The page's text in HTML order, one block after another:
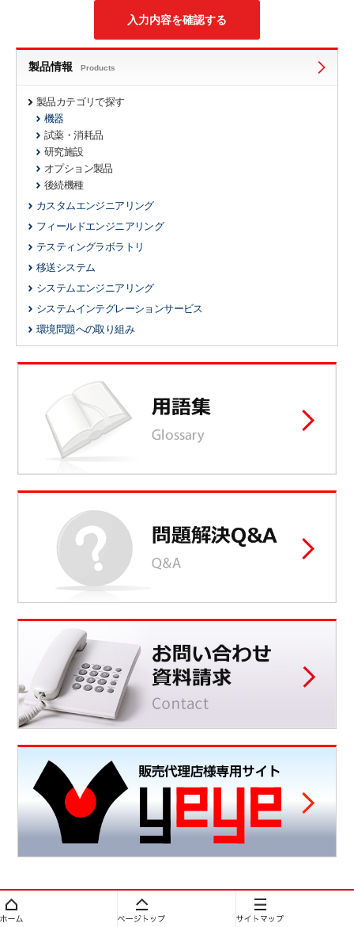
製品情報 Products
製品カテゴリで探す
機器
試薬・消耗品
研究施設
オプション製品
後続機種
カスタムエンジニアリング
フィールドエンジニアリング
テスティングラボラトリ
移送システム
システムエンジニアリング
システムインテグレーションサービス
環境問題への取り組み